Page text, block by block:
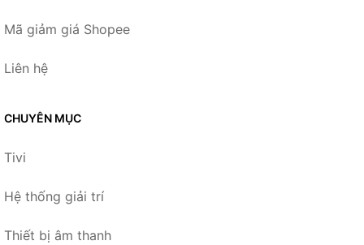
Mã giảm giá Shopee
Liên hệ
CHUYÊN MỤC
Tivi
Hệ thống giải trí
Thiết bị âm thanh